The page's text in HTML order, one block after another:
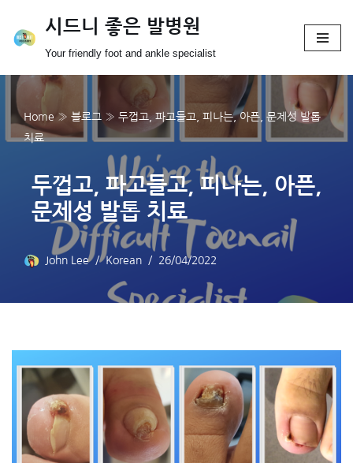
Skip
content
시드니 좋은 발병원
Your friendly foot and ankle specialist
Home » 블로그 » 두껍고, 파고들고, 피나는, 아픈, 문제성 발톱
치료
두껍고, 파고들고, 피나는, 아픈,
문제성 발톱 치료
John Lee Korean 26/04/2022